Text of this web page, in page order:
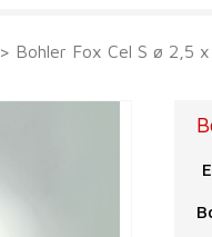
> Bohler Fox Cel S ø 2,5